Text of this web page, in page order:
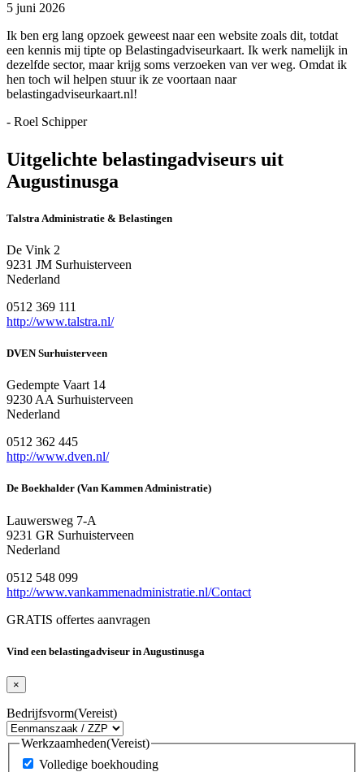
5 juni 2026
Ik ben erg lang opzoek geweest naar een website zoals dit, totdat
een kennis mij tipte op Belastingadviseurkaart. Ik werk namelijk in
dezelfde sector, maar krijg soms verzoeken van ver weg. Omdat ik
hen toch wil helpen stuur ik ze voortaan naar
belastingadviseurkaart.nl!
- Roel Schipper
Uitgelichte belastingadviseurs uit
Augustinusga
Talstra Administratie & Belastingen
De Vink 2
9231 JM Surhuisterveen
Nederland
0512 369 111
http://www.talstra.nl/
DVEN Surhuisterveen
Gedempte Vaart 14
9230 AA Surhuisterveen
Nederland
0512 362 445
http://www.dven.nl/
De Boekhalder (Van Kammen Administratie)
Lauwersweg 7-A
9231 GR Surhuisterveen
Nederland
0512 548 099
http://www.vankammenadministratie.nl/Contact
GRATIS offertes aanvragen
Vind een belastingadviseur in Augustinusga
×
Bedrijfsvorm(Vereist)
Werkzaamheden(Vereist)
Volledige boekhouding